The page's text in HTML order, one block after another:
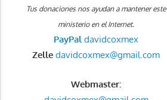
Tus donaciones nos ayudan a mantener este
ministerio en el Internet.
PayPaldavidcoxmex
Zelle davidcoxmex@gmail.com
Webmaster: